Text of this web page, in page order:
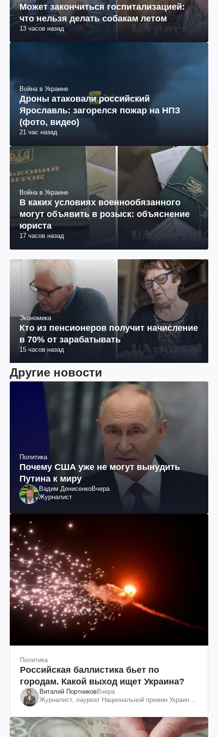
Может закончиться госпитализацией:
что нельзя делать собакам летом
13 часов назад
Война в Украине
Дроны атаковали российский
Ярославль: загорелся пожар на НПЗ
(фото, видео)
21 час назад
Война в Украине
В каких условиях военнообязанного
могут объявить в розыск: объяснение
юриста
17 часов назад
Экономика
Кто из пенсионеров получит начисление
в 70% от зарабатывать
15 часов назад
Другие новости
Политика
Почему США уже не могут вынудить
Путина к миру
Вадим ДенисенкоВчера
Журналист
Политика
Российская баллистика бьет по
городам. Какой выход ищет Украина?
Виталий ПортниковВчера
Журналист, лауреат Национальной премии Украины